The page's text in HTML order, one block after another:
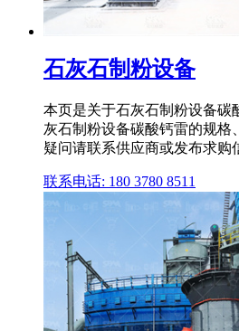
石灰石制粉设备
本页是关于石灰石制粉设备碳
灰石制粉设备碳酸钙雷的规格
疑问请联系供应商或发布求购
联系电话: 180 3780 8511